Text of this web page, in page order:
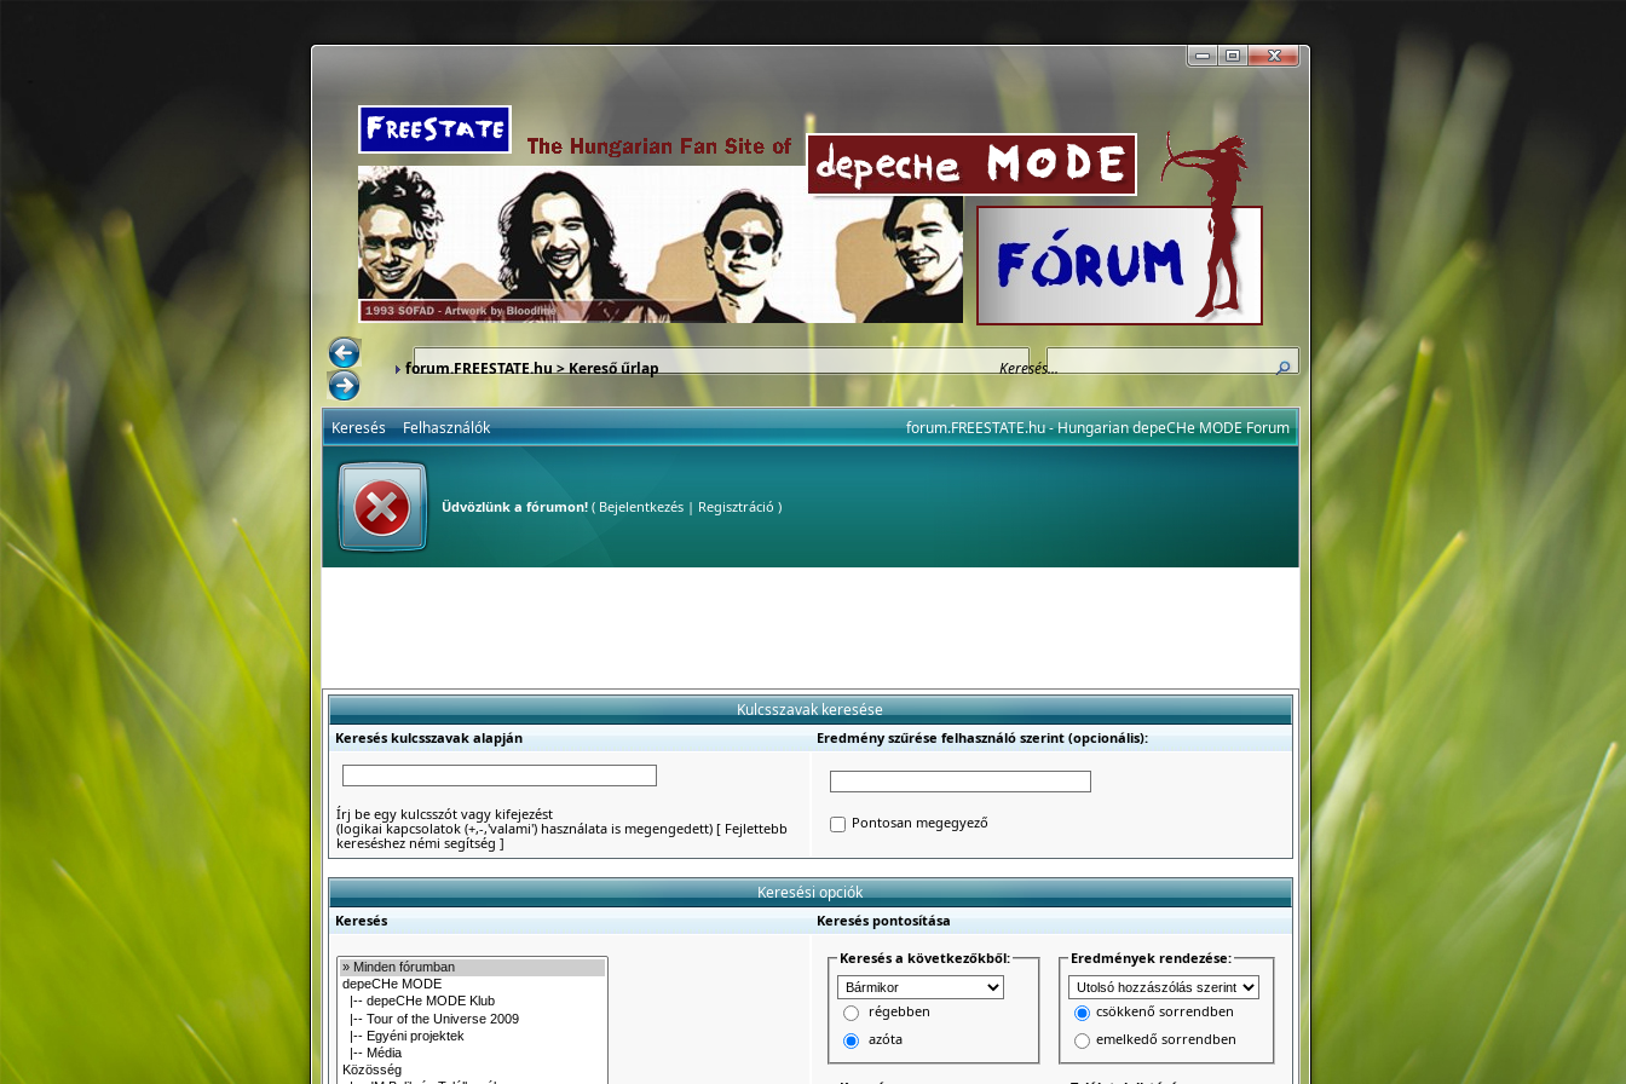
forum.FREESTATE.hu> Kereső űrlap
forum.FREESTATE.hu - Hungarian depeCHe MODE Forum
Keresés Felhasználók
Üdvözlünk a fórumon!( Bejelentkezés| Regisztráció )
Kulcsszavak keresése
Keresés kulcsszavak alapján Eredmény szűrése felhasználó szerint (opcionális):
Írj be egy kulcsszót vagy kifejezést
(logikai kapcsolatok (+,-,'valami') használata is megengedett)[ Fejlettebb
kereséshez némi segítség ]
Pontosan megegyező
Keresési opciók
Keresés Keresés pontosítása
Keresés a következőkből:
régebben
azóta
Eredmények rendezése:
csökkenő sorrendben
emelkedő sorrendben